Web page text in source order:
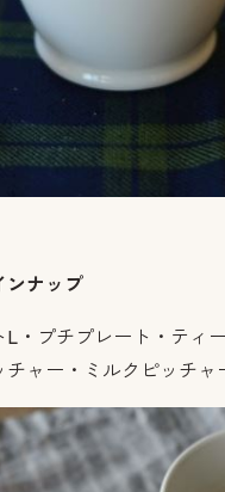
ンナップ
L・プチプレート・ティ
ャー・ミルクピッチャ